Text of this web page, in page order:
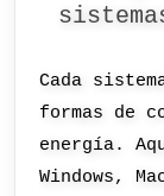
Cada
formas de
energía.
Windows,